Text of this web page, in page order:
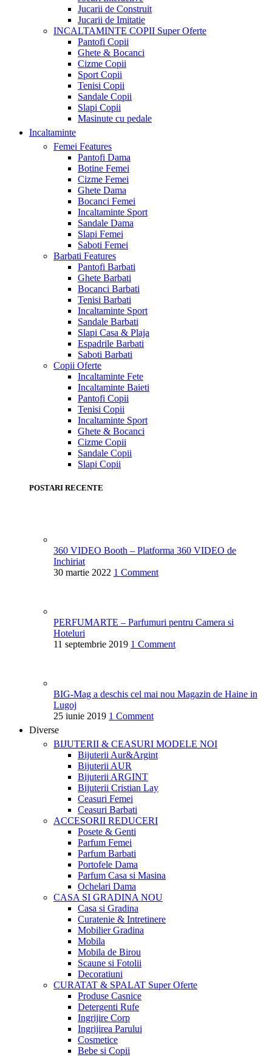
Jucarii de Construit
Jucarii de Imitatie
INCALTAMINTE COPII Super Oferte
Pantofi Copii
Ghete & Bocanci
Cizme Copii
Sport Copii
Tenisi Copii
Sandale Copii
Slapi Copii
Masinute cu pedale
Incaltaminte
Femei Features
Pantofi Dama
Botine Femei
Cizme Femei
Ghete Dama
Bocanci Femei
Incaltaminte Sport
Sandale Dama
Slapi Femei
Saboti Femei
Barbati Features
Pantofi Barbati
Ghete Barbati
Bocanci Barbati
Tenisi Barbati
Incaltaminte Sport
Sandale Barbati
Slapi Casa & Plaja
Espadrile Barbati
Saboti Barbati
Copii Oferte
Incaltaminte Fete
Incaltaminte Baieti
Pantofi Copii
Tenisi Copii
Incaltaminte Sport
Ghete & Bocanci
Cizme Copii
Sandale Copii
Slapi Copii
POSTARI RECENTE
360 VIDEO Booth – Platforma 360 VIDEO de
Inchiriat
30 martie 2022 1 Comment
PERFUMARTE – Parfumuri pentru Camera si
Hoteluri
11 septembrie 2019 1 Comment
BIG-Mag a deschis cel mai nou Magazin de Haine in
Lugoj
25 iunie 2019 1 Comment
Diverse
BIJUTERII & CEASURI MODELE NOI
Bijuterii Aur&Argint
Bijuterii AUR
Bijuterii ARGINT
Bijuterii Cristian Lay
Ceasuri Femei
Ceasuri Barbati
ACCESORII REDUCERI
Posete & Genti
Parfum Femei
Parfum Barbati
Portofele Dama
Parfum Casa si Masina
Ochelari Dama
CASA SI GRADINANOU
Casa si Gradina
Curatenie & Intretinere
Mobilier Gradina
Mobila
Mobila de Birou
Scaune si Fotolii
Decoratiuni
CURATAT & SPALAT Super Oferte
Produse Casnice
Detergenti Rufe
Ingrijire Corp
Ingrijirea Parului
Cosmetice
Bebe si Copii